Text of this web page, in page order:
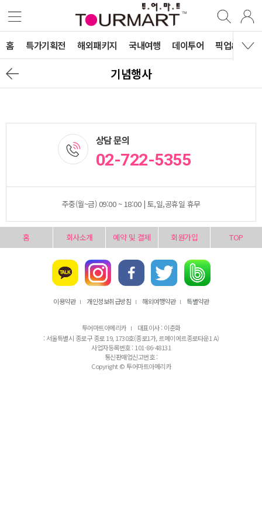
홈 특가기획전 해외패키지 국내여행 데이투어 픽업&티켓&
기념행사
상담 문의
02-722-5355
주중(월~금) 09:00 ~ 18:00 | 토,일,공휴일 휴무
홈 회사소개 예약 및 결제 회원가입 TOP
이용약관 l 개인정보취급방침 l 해외여행약관 l 특별약관
투어마트아메리카 l
대표이사 : 이춘화
: 서울특별시 종로구 종로 19, 1730호(종로1가, 르메이에르종로타운1 A)
사업자등록번호 : 101-86-48131
통신판매업신고번호 :
Copyright © 투어마트아메리카